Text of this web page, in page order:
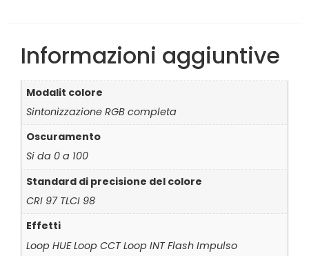
Informazioni aggiuntive
Modalit colore
Sintonizzazione RGB completa
Oscuramento
Si da 0 a 100
Standard di precisione del colore
CRI 97 TLCI 98
Effetti
Loop HUE Loop CCT Loop INT Flash Impulso